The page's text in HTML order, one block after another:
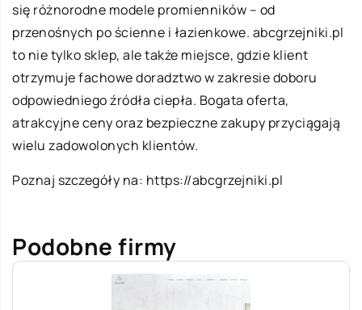
się różnorodne modele promienników – od
przenośnych po ścienne i łazienkowe. abcgrzejniki.pl
to nie tylko sklep, ale także miejsce, gdzie klient
otrzymuje fachowe doradztwo w zakresie doboru
odpowiedniego źródła ciepła. Bogata oferta,
atrakcyjne ceny oraz bezpieczne zakupy przyciągają
wielu zadowolonych klientów.
Poznaj szczegóły na: https://abcgrzejniki.pl
Podobne firmy